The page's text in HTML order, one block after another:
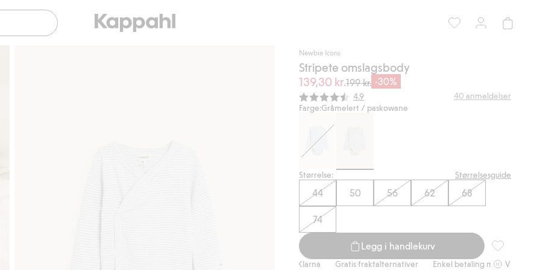
Newbie Icons
Stripete omslagsbody
139,30 kr.199 kr. -30%
Gjennomsnittskarakter:
4.9 40 anmeldelser
Farge:Gråmelert / paskowane
Størrelse: Størrelsesguide
44 50 56 62 68
74
Legg i handlekurv
Stripete
Gratis fraktalternativer Enkel betaling med Vipps & Klarna